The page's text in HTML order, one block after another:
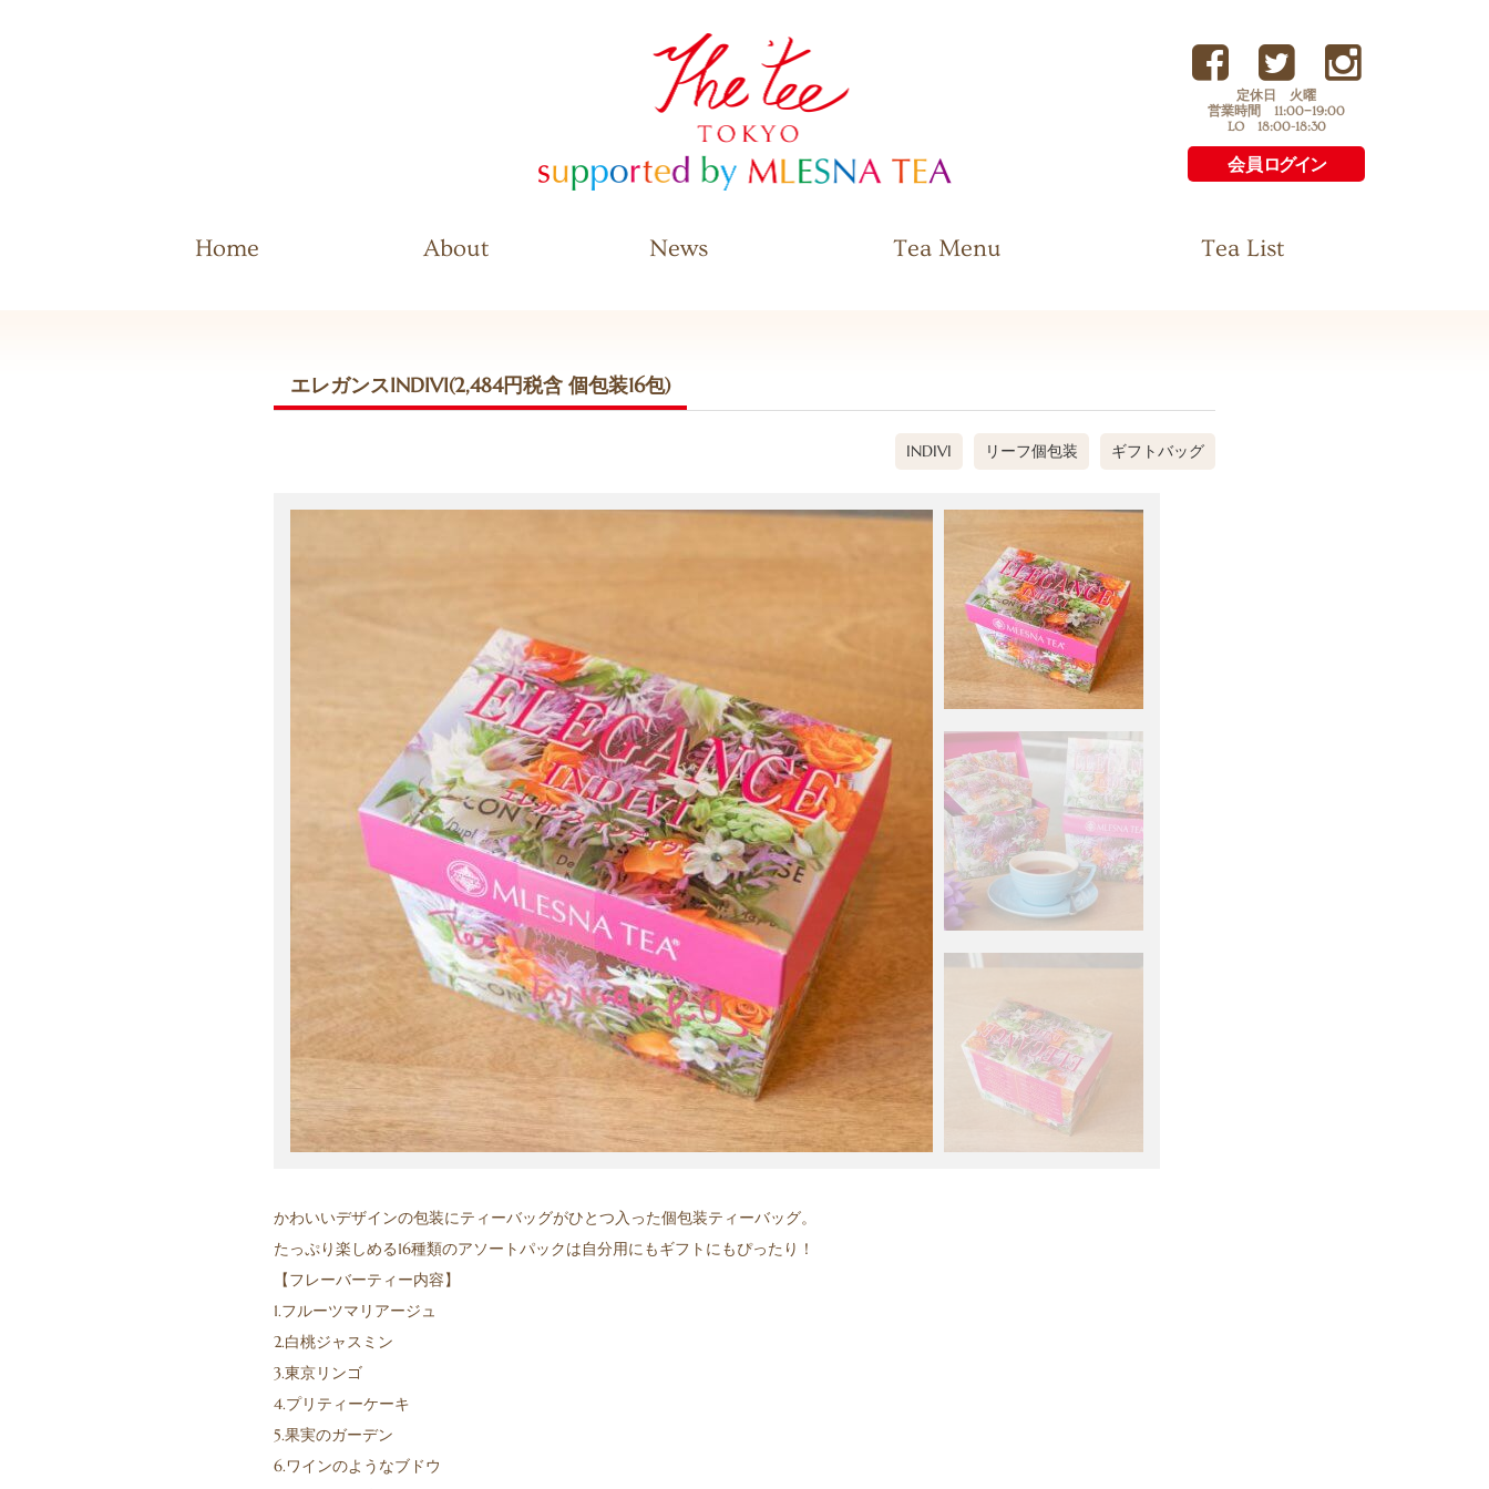
MLESNA TEA
定休日 火曜
営業時間 11:00−19:00
LO 18:00-18:30
会員 ログイン
Home About News Tea Menu Tea List
エレガンスINDIVI(2,484円税含 個包装16包)
INDIVI リーフ個包装 ギフトバッグ
かわいいデザインの包装にティーバッグがひとつ入った個包装ティーバッグ。
たっぷり楽しめる16種類のアソートパックは自分用にもギフトにもぴったり！
【フレーバーティー内容】
1.フルーツマリアージュ
2.白桃ジャスミン
3.東京リンゴ
4.プリティーケーキ
5.果実のガーデン
6.ワインのようなブドウ